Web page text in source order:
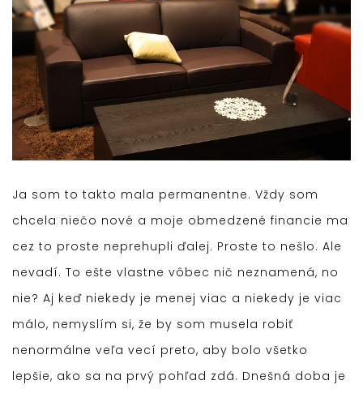
Ja som to takto mala permanentne. Vždy som
chcela niečo nové a moje obmedzené financie ma
cez to proste neprehupli ďalej. Proste to nešlo. Ale
nevadí. To ešte vlastne vôbec nič neznamená, no
nie? Aj keď niekedy je menej viac a niekedy je viac
málo, nemyslím si, že by som musela robiť
nenormálne veľa vecí preto, aby bolo všetko
lepšie, ako sa na prvý pohľad zdá. Dnešná doba je